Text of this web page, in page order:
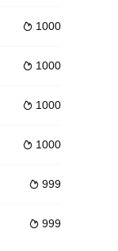
 1000
 1000
 1000
 1000
 999
 999